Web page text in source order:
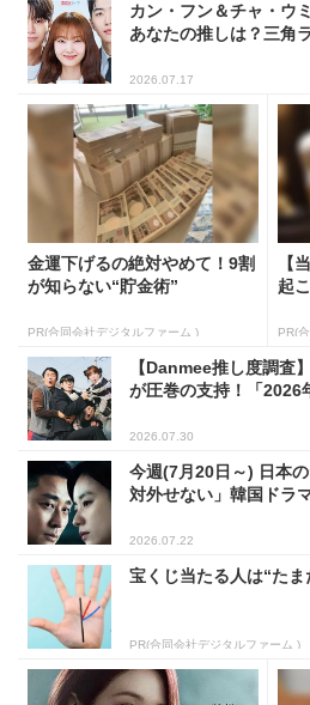
カン・フン＆チャ・ウ
あなたの推しは？三角
2026.07.17
金運下げるの絶対やめて！9割
が知らない“貯金術”
PR(合同会社デジタルファーム )
【
起
PR(
【Danmee推し度調査
が圧巻の支持！「2026
2026.07.30
今週(7月20日～) 日本
対外せない」韓国ドラ
2026.07.22
宝くじ当たる人は“た
PR(合同会社デジタルファーム )